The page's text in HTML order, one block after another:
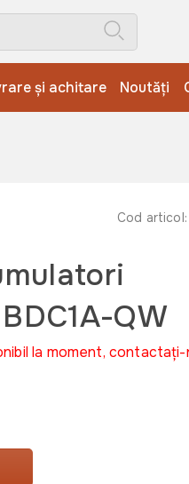
și achitare Noutăți
Cod articol:
QW
la moment, contactați-